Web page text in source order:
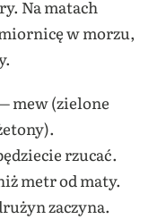
Na matach
w morzu,
mew (zielone
rzucać.
metr od maty.
zaczyna.